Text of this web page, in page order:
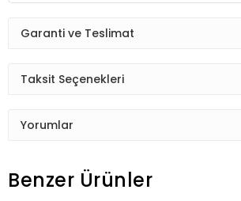
Garanti ve Teslimat
Taksit Seçenekleri
Yorumlar
Benzer Ürünler